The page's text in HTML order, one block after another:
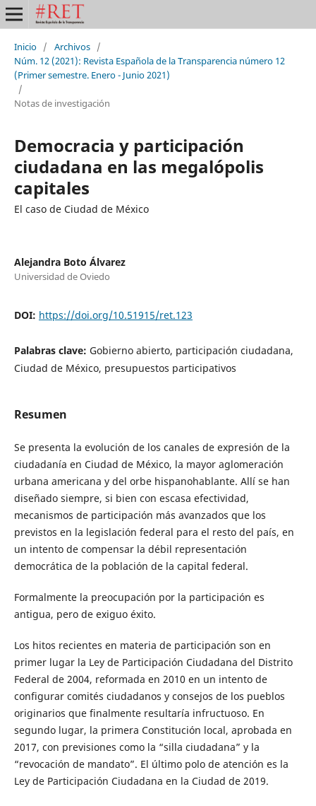
Inicio / Archivos /
Núm. 12 (2021): Revista Española de la Transparencia número 12
(Primer semestre. Enero - Junio 2021)
/
Notas de investigación
Democracia y participación
ciudadana en las megalópolis
capitales
El caso de Ciudad de México
Alejandra Boto Álvarez
Universidad de Oviedo
DOI: https://doi.org/10.51915/ret.123
Palabras clave: Gobierno abierto, participación ciudadana,
Ciudad de México, presupuestos participativos
Resumen
Se presenta la evolución de los canales de expresión de la
ciudadanía en Ciudad de México, la mayor aglomeración
urbana americana y del orbe hispanohablante. Allí se han
diseñado siempre, si bien con escasa efectividad,
mecanismos de participación más avanzados que los
previstos en la legislación federal para el resto del país, en
un intento de compensar la débil representación
democrática de la población de la capital federal.
Formalmente la preocupación por la participación es
antigua, pero de exiguo éxito.
Los hitos recientes en materia de participación son en
primer lugar la Ley de Participación Ciudadana del Distrito
Federal de 2004, reformada en 2010 en un intento de
configurar comités ciudadanos y consejos de los pueblos
originarios que finalmente resultaría infructuoso. En
segundo lugar, la primera Constitución local, aprobada en
2017, con previsiones como la “silla ciudadana” y la
“revocación de mandato”. El último polo de atención es la
Ley de Participación Ciudadana en la Ciudad de 2019.